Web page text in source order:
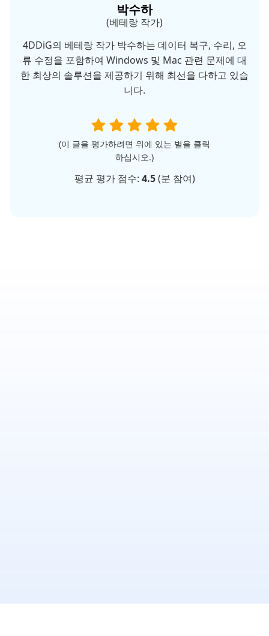
박수하
(베테랑 작가)
4DDiG의 베테랑 작가 박수하는 데이터 복구, 수리, 오
류 수정을 포함하여 Windows 및 Mac 관련 문제에 대
한 최상의 솔루션을 제공하기 위해 최선을 다하고 있습
니다.
(이 글을 평가하려면 위에 있는 별을 클릭
하십시오.)
평균 평가 점수: 4.5(분 참여)